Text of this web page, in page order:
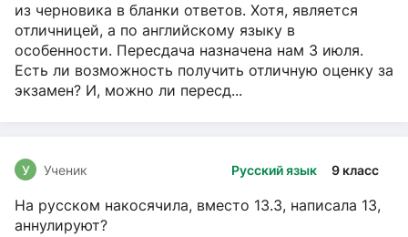
из черновика в бланки ответов. Хотя, является
отличницей, а по английскому языку в
особенности. Пересдача назначена нам 3 июля.
Есть ли возможность получить отличную оценку за
экзамен? И, можно ли пересд...
Русский язык 9 класс
У Ученик
На русском накосячила, вместо 13.3, написала 13,
аннулируют?